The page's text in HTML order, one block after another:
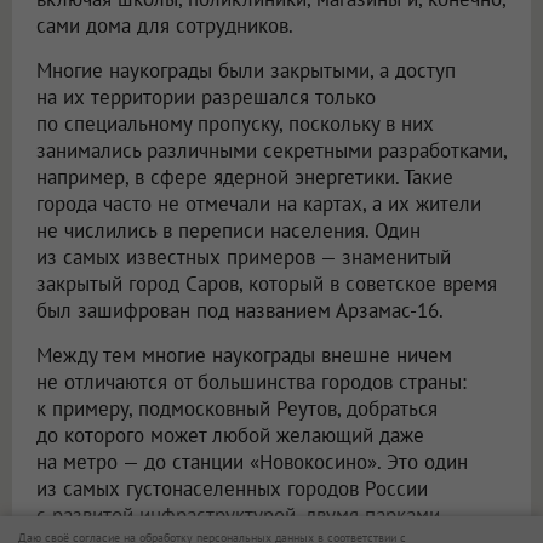
и для ученых и других высококвалифицированных
зародилась в СССР еще в 1930-е годы. Тогда было
построено множество таких городов, их создавали
вокруг крупных научных и промышленных
предприятий: в центре располагались НИИ,
конструкторские бюро, заводы и лаборатории,
а рядом — вся необходимая инфраструктура,
включая школы, поликлиники, магазины и, конечно,
сами дома для сотрудников.
Многие наукограды были закрытыми, а доступ
по специальному пропуску, поскольку в них
занимались различными секретными разработками,
например, в сфере ядерной энергетики. Такие
города часто не отмечали на картах, а их жители
не числились в переписи населения. Один
из самых известных примеров — знаменитый
Даю своё согласие на обработку персональных данных в соответствии с